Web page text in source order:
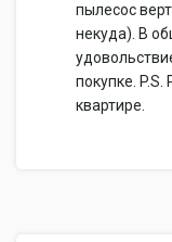
пылесос
некуда). В
покупке.
квартире.